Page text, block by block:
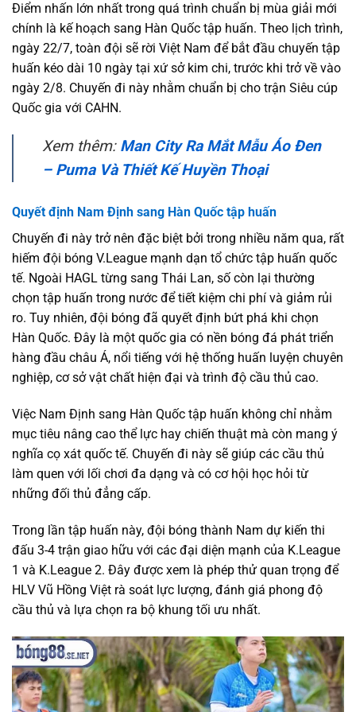
Điểm nhấn lớn nhất trong quá trình chuẩn bị mùa giải mới
chính là kế hoạch sang Hàn Quốc tập huấn. Theo lịch trình,
ngày 22/7, toàn đội sẽ rời Việt Nam để bắt đầu chuyến tập
huấn kéo dài 10 ngày tại xứ sở kim chi, trước khi trở về vào
ngày 2/8. Chuyến đi này nhằm chuẩn bị cho trận Siêu cúp
Quốc gia với CAHN.
Xem thêm: Man City Ra Mắt Mẫu Áo Đen
– Puma Và Thiết Kế Huyền Thoại
Quyết định Nam Định sang Hàn Quốc tập huấn
Chuyến đi này trở nên đặc biệt bởi trong nhiều năm qua, rất
hiếm đội bóng V.League mạnh dạn tổ chức tập huấn quốc
tế. Ngoài HAGL từng sang Thái Lan, số còn lại thường
chọn tập huấn trong nước để tiết kiệm chi phí và giảm rủi
ro. Tuy nhiên, đội bóng đã quyết định bứt phá khi chọn
Hàn Quốc. Đây là một quốc gia có nền bóng đá phát triển
hàng đầu châu Á, nổi tiếng với hệ thống huấn luyện chuyên
nghiệp, cơ sở vật chất hiện đại và trình độ cầu thủ cao.
Việc Nam Định sang Hàn Quốc tập huấn không chỉ nhằm
mục tiêu nâng cao thể lực hay chiến thuật mà còn mang ý
nghĩa cọ xát quốc tế. Chuyến đi này sẽ giúp các cầu thủ
làm quen với lối chơi đa dạng và có cơ hội học hỏi từ
những đối thủ đẳng cấp.
Trong lần tập huấn này, đội bóng thành Nam dự kiến thi
đấu 3-4 trận giao hữu với các đại diện mạnh của K.League
1 và K.League 2. Đây được xem là phép thử quan trọng để
HLV Vũ Hồng Việt rà soát lực lượng, đánh giá phong độ
cầu thủ và lựa chọn ra bộ khung tối ưu nhất.